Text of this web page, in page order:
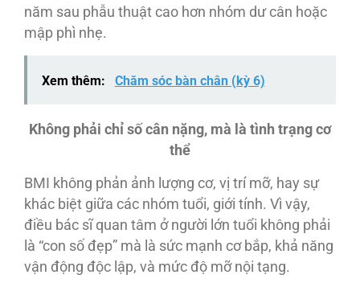
năm sau phẫu thuật cao hơn nhóm dư cân hoặc
mập phì nhẹ.
Xem thêm: Chăm sóc bàn chân (kỳ 6)
Không phải chỉ số cân nặng, mà là tình trạng cơ
thể
BMI không phản ảnh lượng cơ, vị trí mỡ, hay sự
khác biệt giữa các nhóm tuổi, giới tính. Vì vậy,
điều bác sĩ quan tâm ở người lớn tuổi không phải
là “con số đẹp” mà là sức mạnh cơ bắp, khả năng
vận động độc lập, và mức độ mỡ nội tạng.